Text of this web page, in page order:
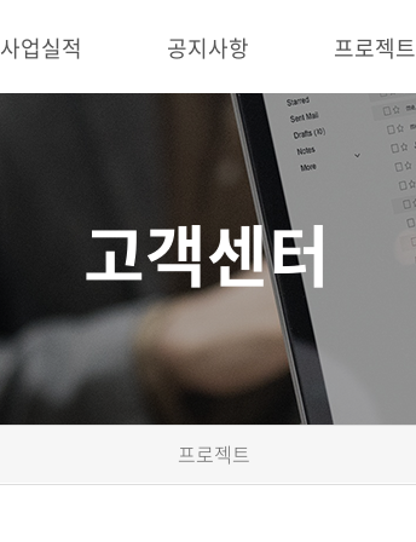
사업실적 공지사항 프로젝트
고객센터
프로젝트